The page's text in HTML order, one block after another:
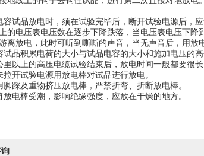
容试品放电时，须在试验完毕后，断开试验电源后，
的电压表电压数在逐步下降跌落，当电压表电压下
离放电，此时可听到嘶嘶的声音，当无声音后，
试品积累电荷的大小与试品电容的大小和施加电压
里以上的高压电缆试验结束后，放电时间一般都要
拉开试验电源用放电棒对试品进行放电。
脚踩及重物挤压放电棒，严禁折弯、折断放电棒。
放电棒受潮，影响绝缘强度，应放在干燥的地方。